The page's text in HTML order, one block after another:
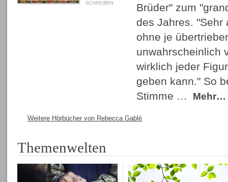
SCHREIBEN
Brüder" zum
des Jahres. "Sehr
ohne je
unwahrscheinlich
wirklich jeder
geben kann." So
Stimme …
Mehr…
Weitere Hörbücher von Rebecca Gablé
Themenwelten